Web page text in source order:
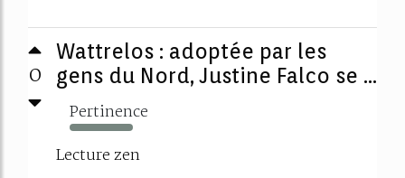
0
Wattrelos : adoptée par les
gens du Nord, Justine Falco se ...
Pertinence
164%
Lecture zen